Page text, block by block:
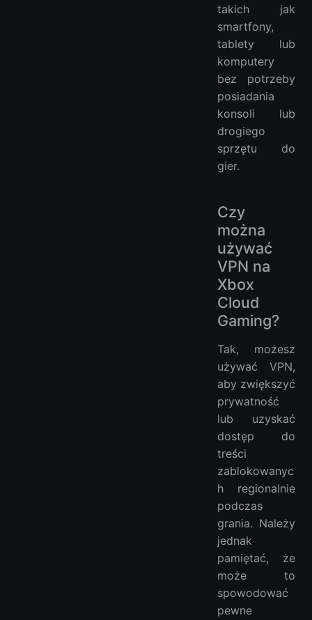
takich jak
smartfony,
tablety lub
komputery
bez potrzeby
posiadania
konsoli lub
drogiego
sprzętu do
gier.
Czy
można
używać
VPN na
Xbox
Cloud
Gaming?
Tak, możesz
używać VPN,
aby zwiększyć
prywatność
lub uzyskać
dostęp do
treści
zablokowanyc
h regionalnie
podczas
grania. Należy
jednak
pamiętać, że
może to
spowodować
pewne